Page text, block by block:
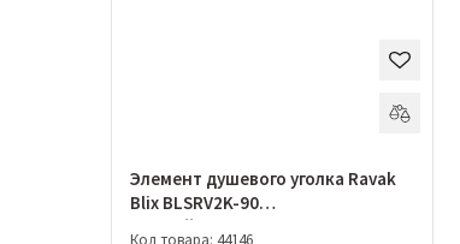
Элемент душевого уголка Ravak
Blix BLSRV2K-90
Черный+transparent
Код товара: 44146